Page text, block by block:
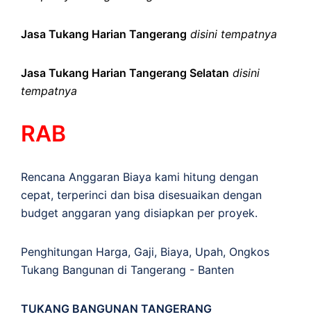
Jasa Tukang Harian Tangerang disini tempatnya
Jasa Tukang Harian Tangerang Selatan disini
tempatnya
RAB
Rencana Anggaran Biaya kami hitung dengan
cepat, terperinci dan bisa disesuaikan dengan
budget anggaran yang disiapkan per proyek.
Penghitungan Harga, Gaji, Biaya, Upah, Ongkos
Tukang Bangunan di Tangerang - Banten
TUKANG BANGUNAN TANGERANG